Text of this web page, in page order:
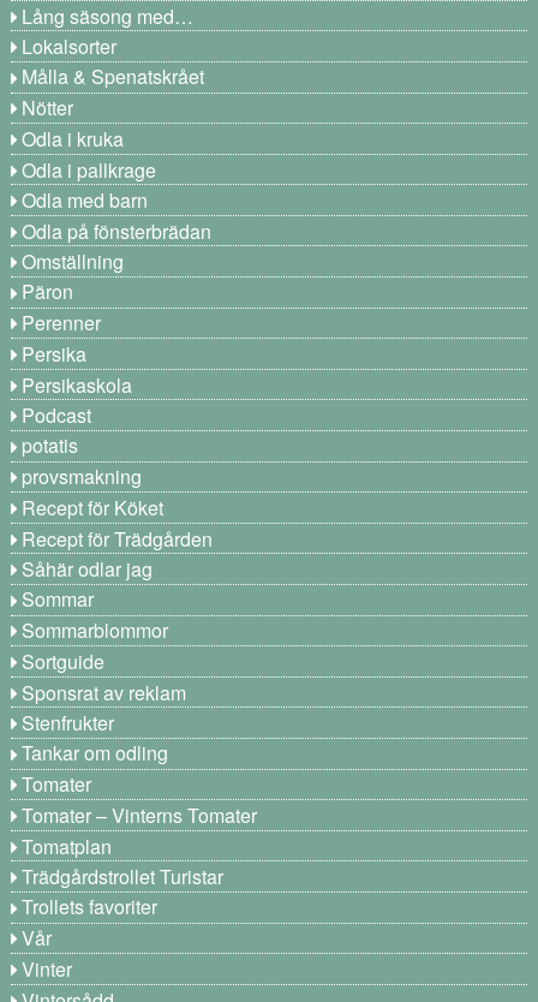
Lång säsong med…
Lokalsorter
Målla & Spenatskrået
Nötter
Odla i kruka
Odla i pallkrage
Odla med barn
Odla på fönsterbrädan
Omställning
Päron
Perenner
Persika
Persikaskola
Podcast
potatis
provsmakning
Recept för Köket
Recept för Trädgården
Såhär odlar jag
Sommar
Sommarblommor
Sortguide
Sponsrat av reklam
Stenfrukter
Tankar om odling
Tomater
Tomater – Vinterns Tomater
Tomatplan
Trädgårdstrollet Turistar
Trollets favoriter
Vår
Vinter